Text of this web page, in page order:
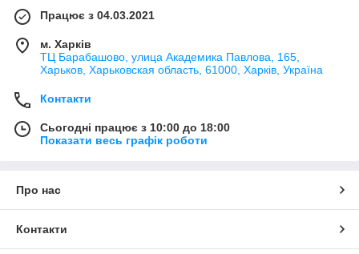
Працює з 04.03.2021
м. Харків
ТЦ Барабашово, улица Академика Павлова, 165,
Харьков, Харьковская область, 61000, Харків, Україна
Контакти
Сьогодні працює з 10:00 до 18:00
Показати весь графік роботи
Про нас
Контакти